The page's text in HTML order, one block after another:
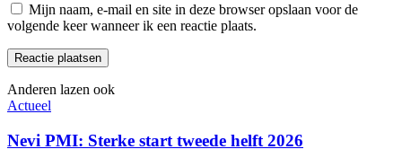
Mijn naam, e-mail en site in deze browser opslaan voor de
volgende keer wanneer ik een reactie plaats.
Anderen lazen ook
Actueel
Nevi PMI: Sterke start tweede helft 2026